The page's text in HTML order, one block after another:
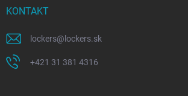
KONTAKT
lockers@lockers.sk
+421 31 381 4316